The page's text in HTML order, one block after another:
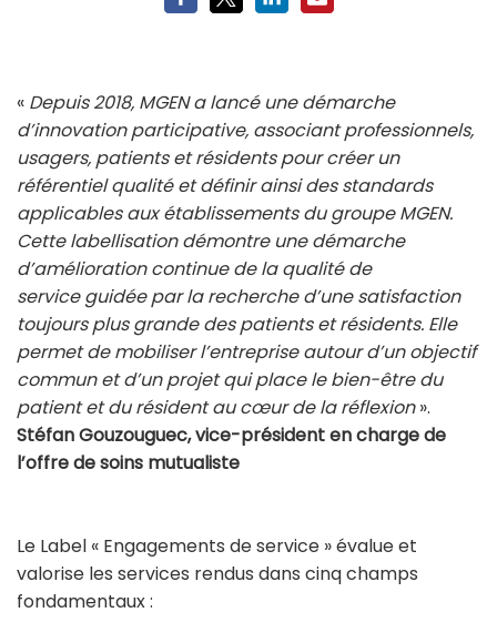
« Depuis 2018, MGEN a lancé une démarche
d’innovation participative, associant professionnels,
usagers, patients et résidents pour créer un
référentiel qualité et définir ainsi des standards
applicables aux établissements du groupe MGEN.
Cette labellisation démontre une démarche
d’amélioration continue de la qualité de
service guidée par la recherche d’une satisfaction
toujours plus grande des patients et résidents. Elle
permet de mobiliser l’entreprise autour d’un objectif
commun et d’un projet qui place le bien-être du
patient et du résident au cœur de la réflexion».
Stéfan Gouzouguec, vice-président en charge de
l’offre de soins mutualiste
Le Label « Engagements de service » évalue et
valorise les services rendus dans cinq champs
fondamentaux :